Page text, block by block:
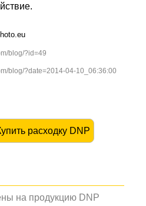
blog/?id=49
blog/?date=2014-04-10_06:36:00
расходку DNP
на продукцию DNP